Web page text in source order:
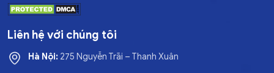
Liên hệ với chúng tôi
Hà Nội: 275 Nguyễn Trãi – Thanh Xuân